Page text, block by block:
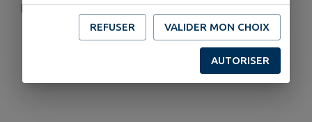
Programme et inscription :CLIQUEZ ICI.
REFUSER VALIDER MON CHOIX
AUTORISER